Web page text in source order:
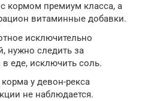
кормом премиум класса, а
витаминные добавки.
исключительно
нужно следить за
еде, исключить соль.
у девон-рекса
не наблюдается.